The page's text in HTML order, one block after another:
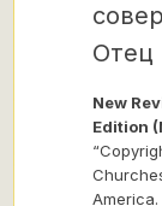
Отец
New
Edition